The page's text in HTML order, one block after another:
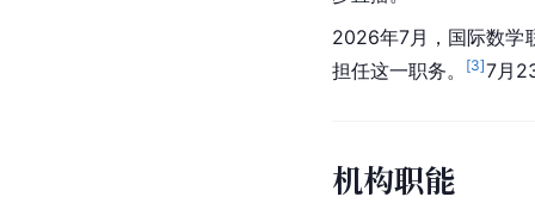
2026年7月，国际数学
担任这一职务。
[3]7月
机构职能